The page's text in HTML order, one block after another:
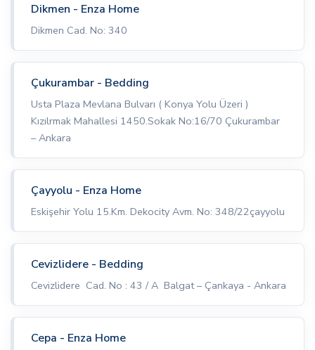
Dikmen - Enza Home
Dikmen Cad. No: 340
Çukurambar - Bedding
Usta Plaza Mevlana Bulvarı ( Konya Yolu Üzeri )
Kızılrmak Mahallesi 1450.Sokak No:16/70 Çukurambar
– Ankara
Çayyolu - Enza Home
Eskişehir Yolu 15.Km. Dekocity Avm. No: 348/22çayyolu
Cevizlidere - Bedding
Cevizlidere Cad. No : 43 / A Balgat – Çankaya - Ankara
Cepa - Enza Home